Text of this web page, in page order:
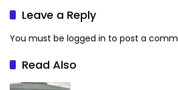
Leave a Reply
You must be logged in to post a
Read Also